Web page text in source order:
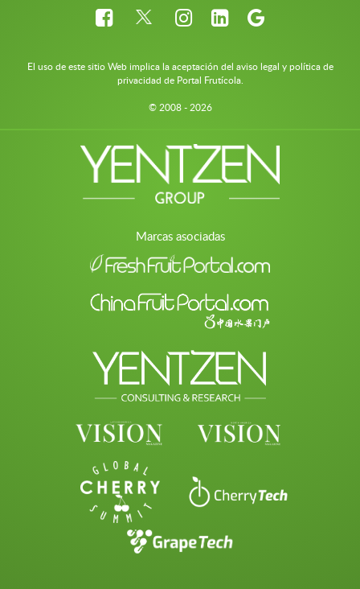
El uso de este sitio Web implica la aceptación del aviso legal y política de
privacidad de Portal Frutícola.
© 2008 - 2026
Marcas asociadas